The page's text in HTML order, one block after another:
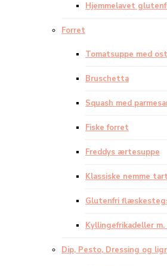
Hjemmelavet
Forret
Tomatsuppe med
Bruschetta
Squash med
Fiske forret
Freddys ærtesuppe
Klassiske nemme
Glutenfri
Kyllingefrikadeller
Dip, Pesto, Dressing og